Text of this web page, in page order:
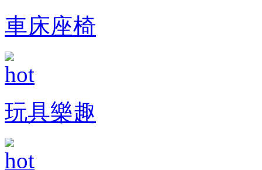
車床座椅
玩具樂趣